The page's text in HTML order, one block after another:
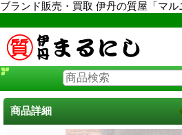
ブランド販売・買取 伊丹の質屋「マル
商品詳細